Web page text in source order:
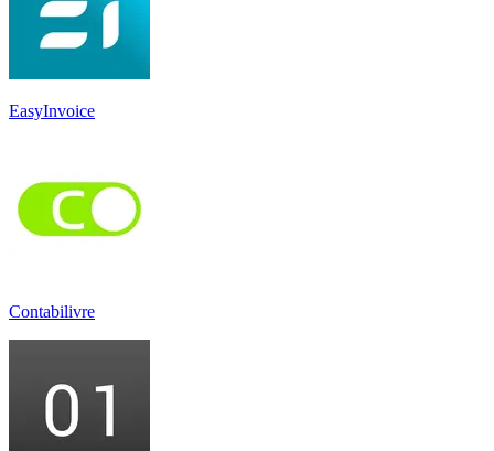
EasyInvoice
Contabilivre